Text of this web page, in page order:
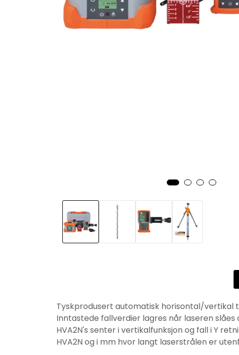
Tyskprodusert automatisk horisontal/vertikal
Inntastede fallverdier lagres når laseren slåes
HVA2N's senter i vertikalfunksjon og fall i Y
HVA2N og i mm hvor langt laserstrålen er